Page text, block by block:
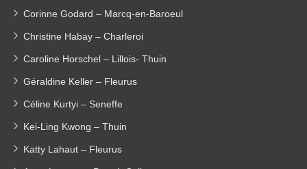
Corinne Godard – Marcq-en-Baroeul
Christine Habay – Charleroi
Caroline Horschel – Lillois- Thuin
Géraldine Keller – Fleurus
Céline Kurtyi – Seneffe
Kei-Ling Kwong – Thuin
Katty Lahaut – Fleurus